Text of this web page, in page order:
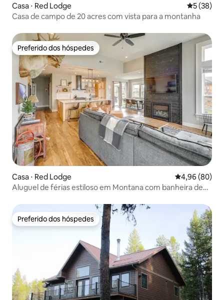
Casa ⋅ Red Lodge 5 de uma
5 (38)
Casa de campo de 20 acres com vista para a montanha
Preferido dos hóspedes
Preferido dos hóspedes
Casa ⋅ Red Lodge 4,96 de uma
4,96 (80)
Aluguel de férias estiloso em Montana com banheira de
Preferido dos hóspedes
Preferido dos hóspedes